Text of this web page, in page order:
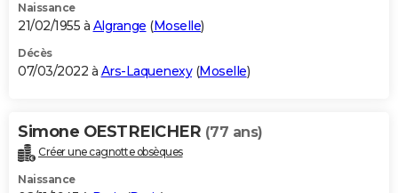
Naissance
21/02/1955 à Algrange (Moselle)
Décès
07/03/2022 à Ars-Laquenexy(Moselle)
Simone OESTREICHER (77 ans)
Créer une cagnotte obsèques
Naissance